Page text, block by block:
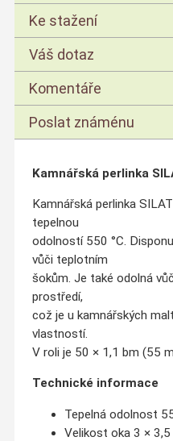
Ke stažení
Váš dotaz
Komentáře
Poslat známénu
Kamnářská perlinka
Kamnářská perlinka
tepelnou
odolností 550 °C.
vůči teplotním
šokům. Je také odolná
prostředí,
což je u kamnářských
vlastností.
V roli je 50 × 1,1 bm (55
Technické informace
Tepelná odolnost
Velikost oka 3 ×